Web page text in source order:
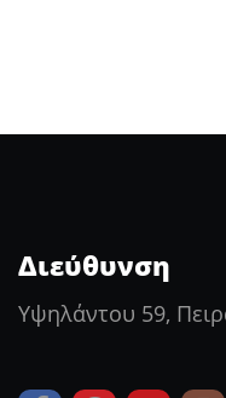
Διεύθυνση
Υψηλάντου 59,